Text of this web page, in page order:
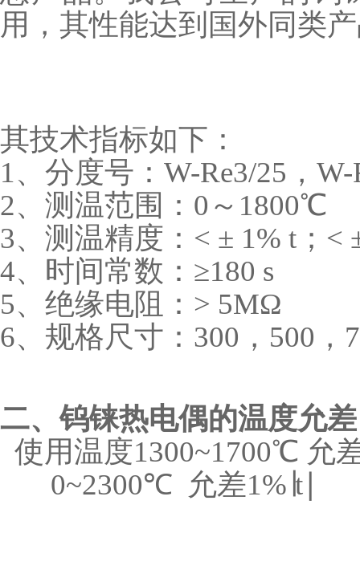
用，其性能达到国外同类
其技术指标如下：
1、分度号：W-Re3/25，W-
2、测温范围：0～1800℃
3、测温精度：< ± 1% t；<
4、时间常数：≥180 s
5、绝缘电阻：> 5MΩ
6、规格尺寸：300，500，
二、钨铼热电偶的温度允差
使用温度1300~1700℃ 允
0~2300℃ 允差1%∣t∣